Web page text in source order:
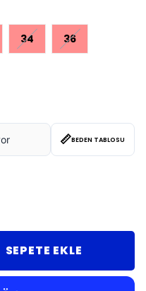
34 36
📏BEDEN TABLOSU
SEPETE EKLE